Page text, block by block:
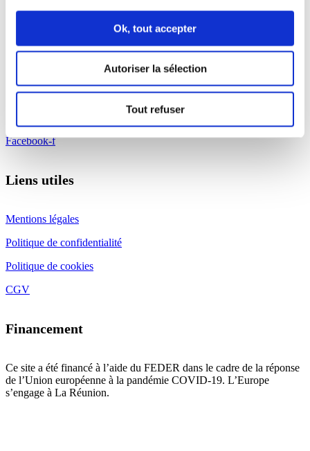
Ok, tout accepter
Autoriser la sélection
Tout refuser
Considérez la disponibilité
Considérez la disponibilité
Facebook-f
Liens utiles
Mentions légales
Politique de confidentialité
Politique de cookies
CGV
Financement
Ce site a été financé à l’aide du FEDER dans le cadre de la réponse
de l’Union européenne à la pandémie COVID-19. L’Europe
s’engage à La Réunion.